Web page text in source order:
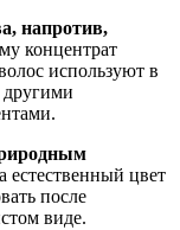
напротив,
концентрат
используют в
естественный цвет
после
виде.